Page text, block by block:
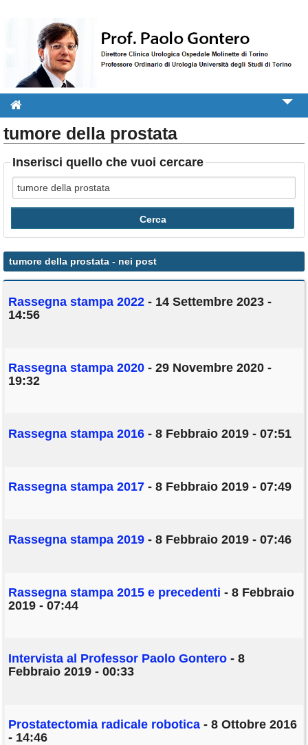
Informazioni per il paziente
Libri e Pubblicazioni
Attività
Rassegna stampa
Contatti
tumore della prostata
Inserisci quello che vuoi cercare
tumore della prostata - nei post
Rassegna stampa 2022 - 14 Settembre 2023 -
14:56
Rassegna stampa 2020 - 29 Novembre 2020 -
19:32
Rassegna stampa 2016 - 8 Febbraio 2019 - 07:51
Rassegna stampa 2017 - 8 Febbraio 2019 - 07:49
Rassegna stampa 2019 - 8 Febbraio 2019 - 07:46
Rassegna stampa 2015 e precedenti - 8 Febbraio
2019 - 07:44
Intervista al Professor Paolo Gontero - 8
Febbraio 2019 - 00:33
Prostatectomia radicale robotica - 8 Ottobre 2016
- 14:46